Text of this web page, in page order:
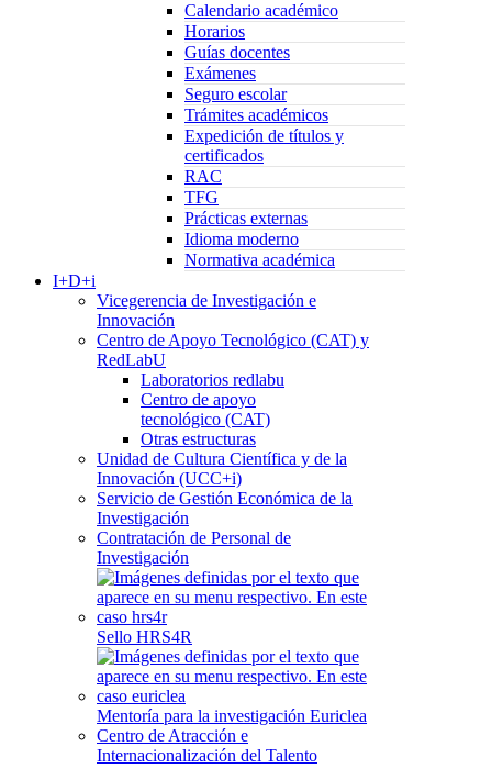
Calendario académico
Horarios
Guías docentes
Exámenes
Seguro escolar
Trámites académicos
Expedición de títulos y
certificados
RAC
TFG
Prácticas externas
Idioma moderno
Normativa académica
I+D+i
Vicegerencia de Investigación e
Innovación
Centro de Apoyo Tecnológico (CAT) y
RedLabU
Laboratorios redlabu
Centro de apoyo
tecnológico (CAT)
Otras estructuras
Unidad de Cultura Científica y de la
Innovación (UCC+i)
Servicio de Gestión Económica de la
Investigación
Contratación de Personal de
Investigación
Sello HRS4R
Mentoría para la investigación Euriclea
Centro de Atracción e
Internacionalización del Talento